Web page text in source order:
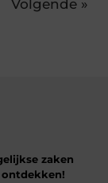
Volgende »
zaken